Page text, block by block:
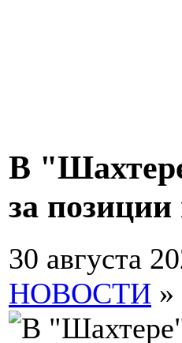
В
за
30 августа
НОВОСТИ »